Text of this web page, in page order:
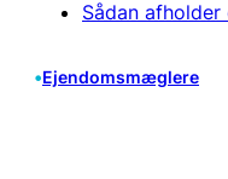
Sådan
•Ejendomsmæglere